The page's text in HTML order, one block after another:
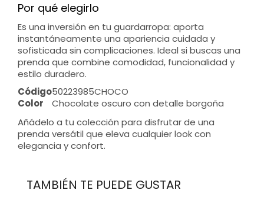
Por qué elegirlo
Es una inversión en tu guardarropa: aporta
instantáneamente una apariencia cuidada y
sofisticada sin complicaciones. Ideal si buscas una
prenda que combine comodidad, funcionalidad y
estilo duradero.
Código50223985CHOCO
Color
Chocolate oscuro con detalle borgoña
Añádelo a tu colección para disfrutar de una
prenda versátil que eleva cualquier look con
elegancia y confort.
TAMBIÉN TE PUEDE GUSTAR